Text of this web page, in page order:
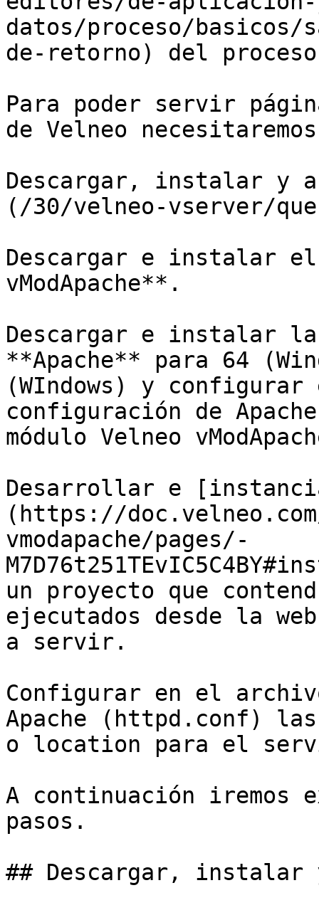
datos/proceso/basicos/
de-retorno) del
Para poder servir
de Velneo
Descargar, instalar y
(/30/velneo-vserver/
Descargar e instalar el
vModApache**.
Descargar e instalar
**Apache** para 64
(WIndows) y
configuración de
módulo Velneo
Desarrollar e
(https://
vmodapache/pages/-
un proyecto que
ejecutados desde la
a servir.
Configurar en el
Apache (httpd.conf)
o location para el
A continuación iremos
pasos.
## Descargar, instalar